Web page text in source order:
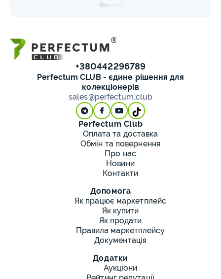
+380442296789
Perfectum CLUB - єдине рішення для
колекціонерів
sales@perfectum.club
Perfectum Club
Оплата та доставка
Обмін та повернення
Про нас
Новини
Контакти
Допомога
Як працює маркетплейс
Як купити
Як продати
Правила маркетплейсу
Документація
Додатки
Аукціони